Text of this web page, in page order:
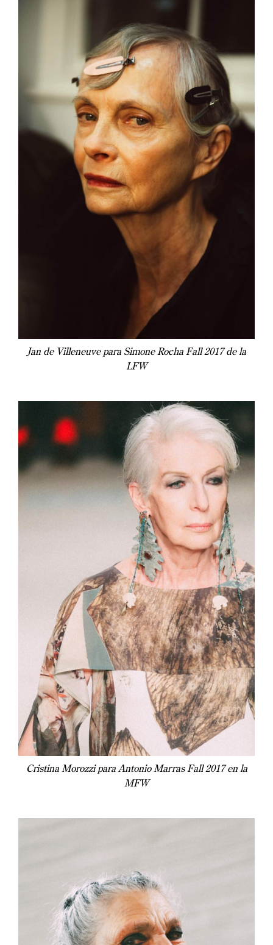
Jan de Villeneuve para Simone Rocha Fall 2017 de la
LFW
Cristina Morozzi para Antonio Marras Fall 2017 en la
MFW